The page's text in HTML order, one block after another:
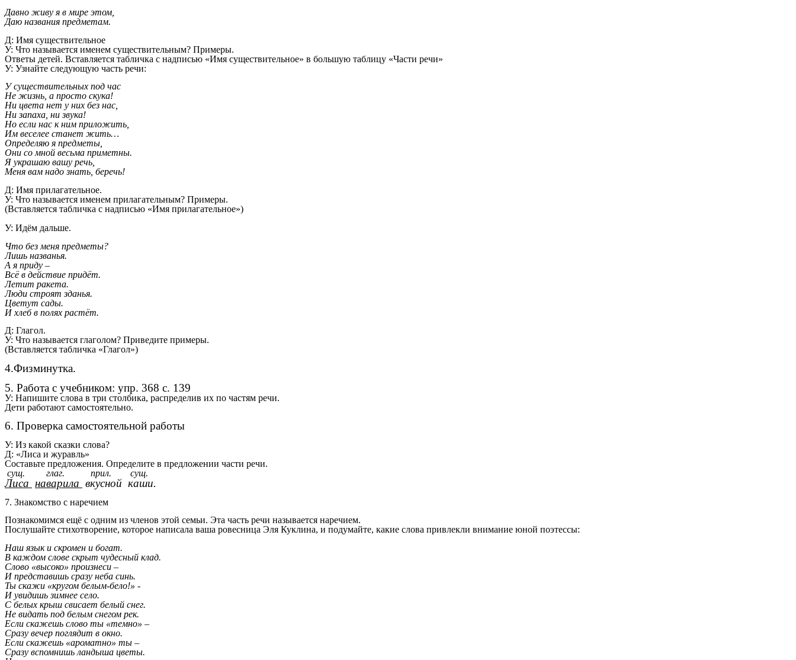
Давно живу я в мире этом,
Даю названия предметам.
Д: Имя существительное
У: Что называется именем существительным? Примеры.
Ответы детей. Вставляется табличка с надписью «Имя существительное» в большую таблицу «Части речи»
У: Узнайте следующую часть речи:
У существительных под час
Не жизнь, а просто скука!
Ни цвета нет у них без нас,
Ни запаха, ни звука!
Но если нас к ним приложить,
Им веселее станет жить…
Определяю я предметы,
Они со мной весьма приметны.
Я украшаю вашу речь,
Меня вам надо знать, беречь!
Д: Имя прилагательное.
У: Что называется именем прилагательным? Примеры.
(Вставляется табличка с надписью «Имя прилагательное»)
У: Идём дальше.
Что без меня предметы?
Лишь названья.
А я приду –
Всё в действие придёт.
Летит ракета.
Люди строят зданья.
Цветут сады.
И хлеб в полях растёт.
Д: Глагол.
У: Что называется глаголом? Приведите примеры.
(Вставляется табличка «Глагол»)
4.Физминутка.
5. Работа с учебником: упр. 368 с. 139
У: Напишите слова в три столбика, распределив их по частям речи.
Дети работают самостоятельно.
6. Проверка самостоятельной работы
У: Из какой сказки слова?
Д: «Лиса и журавль»
Составьте предложения. Определите в предложении части речи.
сущ. глаг. прил. сущ.
Лиса наварила вкусной каши.
7. Знакомство с наречием
Познакомимся ещё с одним из членов этой семьи. Эта часть речи называется наречием.
Послушайте стихотворение, которое написала ваша ровесница Эля Куклина, и подумайте, какие слова привлекли внимание юной поэтессы:
Наш язык и скромен и богат.
В каждом слове скрыт чудесный клад.
Слово «высоко» произнеси –
И представишь сразу неба синь.
Ты скажи «кругом белым-бело!» -
И увидишь зимнее село.
С белых крыш свисает белый снег.
Не видать под белым снегом рек.
Если скажешь слово ты «темно» –
Сразу вечер поглядит в окно.
Если скажешь «ароматно» ты –
Сразу вспомнишь ландыша цветы.